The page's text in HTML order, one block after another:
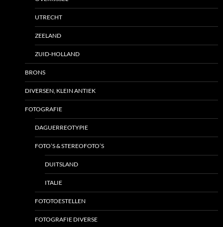
UTRECHT
ZEELAND
ZUID-HOLLAND
BRONS
DIVERSEN, KLEIN ANTIEK
FOTOGRAFIE
DAGUERREOTYPIE
FOTO’S & STEREOFOTO’S
DUITSLAND
ITALIE
FOTOTOESTELLEN
FOTOGRAFIE DIVERSE